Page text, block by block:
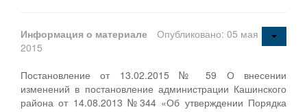
Информация о материале
Опубликовано: 05 мая
2015
Постановление от 13.02.2015 № 59 О внесении
изменений в постановление администрации Кашинского
района от 14.08.2013 №344 «Об утверждении Порядка